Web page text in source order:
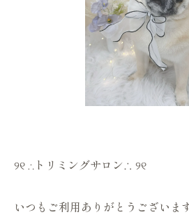
୨୧ ∴トリミングサロン∴ ୨୧
いつもご利用ありがとうございま